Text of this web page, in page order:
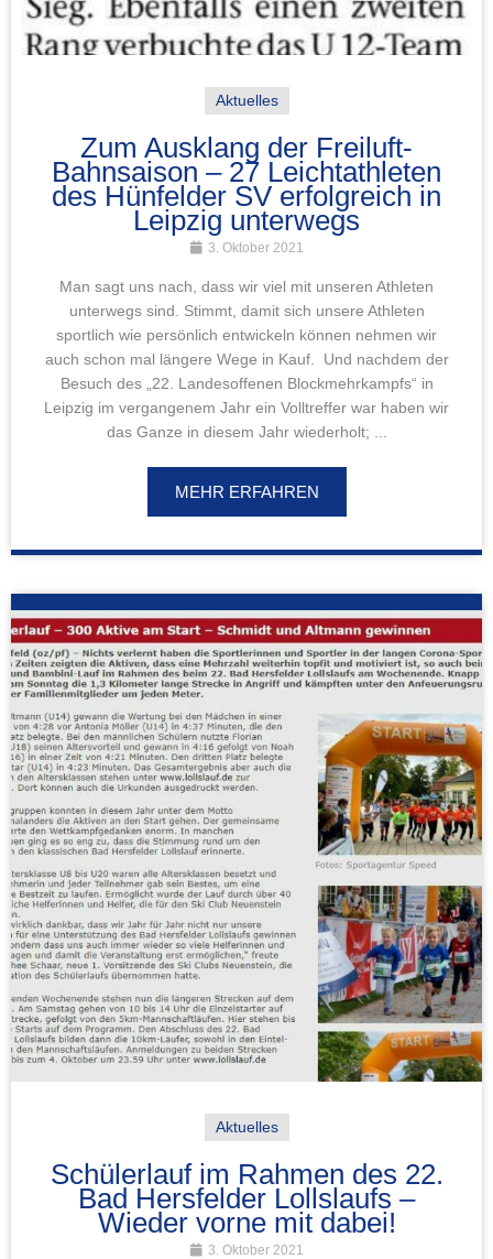
Aktuelles
Zum Ausklang der Freiluft-
Bahnsaison – 27 Leichtathleten
des Hünfelder SV erfolgreich in
Leipzig unterwegs
3. Oktober 2021
Man sagt uns nach, dass wir viel mit unseren Athleten
unterwegs sind. Stimmt, damit sich unsere Athleten
sportlich wie persönlich entwickeln können nehmen wir
auch schon mal längere Wege in Kauf. Und nachdem der
Besuch des „22. Landesoffenen Blockmehrkampfs“ in
Leipzig im vergangenem Jahr ein Volltreffer war haben wir
das Ganze in diesem Jahr wiederholt; ...
MEHR ERFAHREN
Aktuelles
Schülerlauf im Rahmen des 22.
Bad Hersfelder Lollslaufs –
Wieder vorne mit dabei!
3. Oktober 2021